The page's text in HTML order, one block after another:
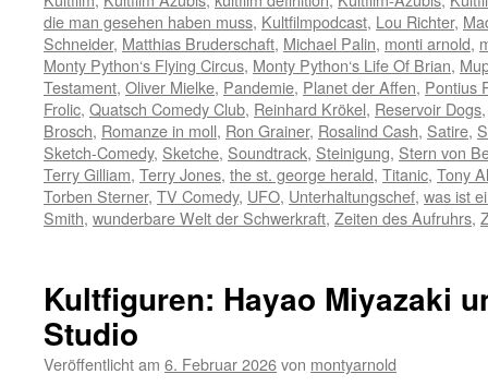
die man gesehen haben muss, Kultfilmpodcast, Lou Richter,
Schneider, Matthias Bruderschaft, Michael Palin, monti arnold,
Monty Python‘s Flying Circus, Monty Python‘s Life Of Brian,
Testament, Oliver Mielke, Pandemie, Planet der Affen, Pontius
Frolic, Quatsch Comedy Club, Reinhard Krökel, Reservoir Dogs
Brosch, Romanze in moll, Ron Grainer, Rosalind Cash, Satire,
Sketch-Comedy, Sketche, Soundtrack, Steinigung, Stern von
Terry Gilliam, Terry Jones, the st. george herald, Titanic, Tony
Torben Sterner, TV Comedy, UFO, Unterhaltungschef, was ist
Smith, wunderbare Welt der Schwerkraft, Zeiten des Aufruhrs,
Kultfiguren: Hayao Miyazaki
Studio
Veröffentlicht am 6. Februar 2026von montyarnold